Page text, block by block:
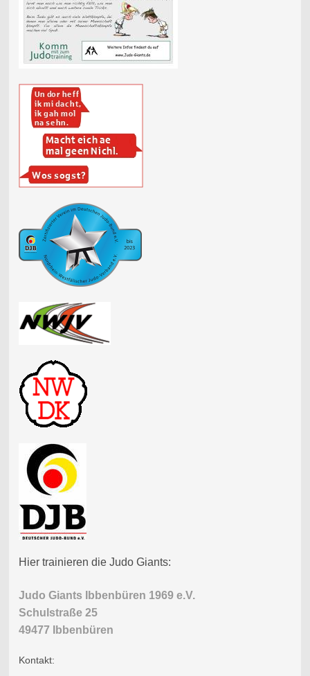
Hier trainieren die Judo Giants:
Judo Giants Ibbenbüren 1969 e.V.
Schulstraße 25
49477 Ibbenbüren
Kontakt: